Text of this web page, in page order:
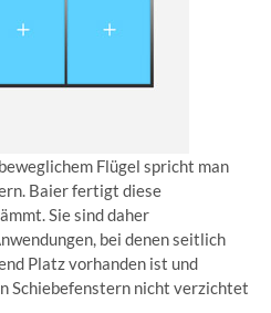
Flügel spricht man
Baier fertigt diese
Sie sind daher
bei denen seitlich
Platz vorhanden ist und
Schiebefenstern nicht verzichtet